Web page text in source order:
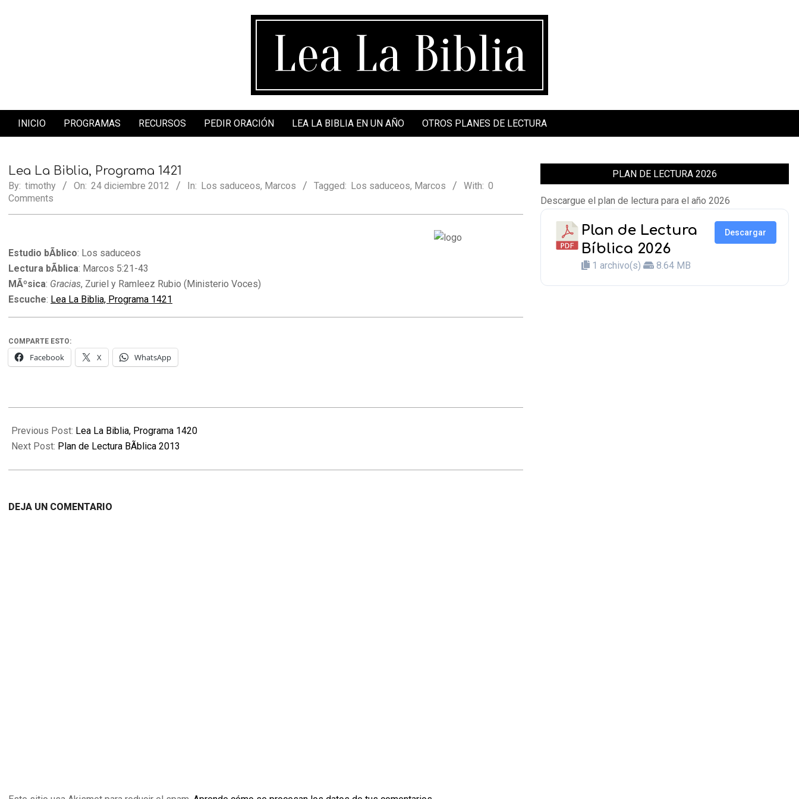
Lea La Biblia
Secondary
INICIO PROGRAMAS RECURSOS PEDIR ORACIÓN LEA LA BIBLIA EN UN AÑO OTROS PLANES DE LECTURA
Lea La Biblia, Programa 1421
By: timothy On: 24 diciembre 2012 In: Los saduceos, Marcos Tagged: Los saduceos, Marcos With: 0
Comments
Estudio bÃ­blico: Los saduceos
Lectura bÃ­blica: Marcos 5:21-43
MÃºsica: Gracias, Zuriel y Ramleez Rubio (Ministerio Voces)
Escuche: Lea La Biblia, Programa 1421
COMPARTE ESTO:
Facebook X WhatsApp
12-
24
Previous Post: Lea La Biblia, Programa 1420
Next Post: Plan de Lectura BÃ­blica 2013
DEJA UN COMENTARIO
PLAN DE LECTURA 2026
Descargue el plan de lectura para el año 2026
Plan de Lectura
Bíblica 2026
1 archivo(s) 8.64 MB
Descargar